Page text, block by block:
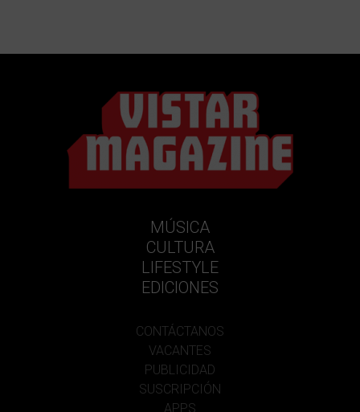
MÚSICA
CULTURA
LIFESTYLE
EDICIONES
CONTÁCTANOS
VACANTES
PUBLICIDAD
SUSCRIPCIÓN
APPS